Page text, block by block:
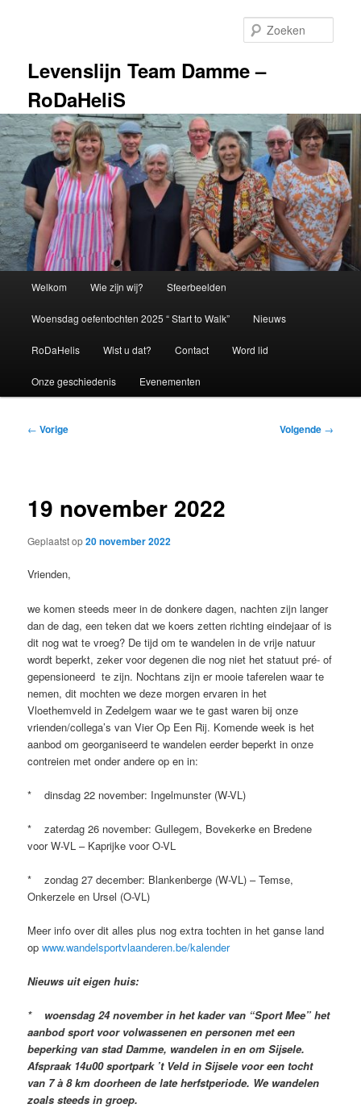
inhoudLevenslijn Team Damme –
RoDaHeliS
Welkom Wie zijn wij? Sfeerbeelden
Woensdag oefentochten 2025 “ Start to Walk” Nieuws
RoDaHelis Wist u dat? Contact Word lid
Onze geschiedenis Evenementen
Bericht
← Vorige Volgende →
19 november 2022
Geplaatst op20 november 2022
Vrienden,
we komen steeds meer in de donkere dagen, nachten zijn langer
dan de dag, een teken dat we koers zetten richting eindejaar of is
dit nog wat te vroeg? De tijd om te wandelen in de vrije natuur
wordt beperkt, zeker voor degenen die nog niet het statuut pré- of
gepensioneerd te zijn. Nochtans zijn er mooie taferelen waar te
nemen, dit mochten we deze morgen ervaren in het
Vloethemveld in Zedelgem waar we te gast waren bij onze
vrienden/collega’s van Vier Op Een Rij. Komende week is het
aanbod om georganiseerd te wandelen eerder beperkt in onze
contreien met onder andere op en in:
* dinsdag 22 november: Ingelmunster (W-VL)
* zaterdag 26 november: Gullegem, Bovekerke en Bredene
voor W-VL – Kaprijke voor O-VL
* zondag 27 december: Blankenberge (W-VL) – Temse,
Onkerzele en Ursel (O-VL)
Meer info over dit alles plus nog extra tochten in het ganse land
opwww.wandelsportvlaanderen.be/kalender
Nieuws uit eigen huis:
* woensdag 24 november in het kader van “Sport Mee” het
aanbod sport voor volwassenen en personen met een
beperking van stad Damme, wandelen in en om Sijsele.
Afspraak 14u00 sportpark ’t Veld in Sijsele voor een tocht
van 7 à 8 km doorheen de late herfstperiode. We wandelen
zoals steeds in groep.